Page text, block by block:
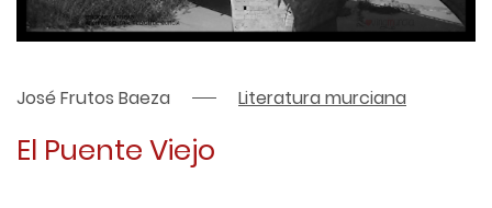
José Frutos Baeza Literatura murciana
El Puente Viejo